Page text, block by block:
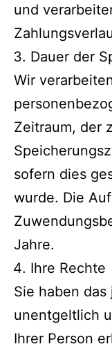
und
Dauer der
Wir
Zeitraum, der
sofern dies
wurde. Die
Jahre.
Ihre Rechte
Sie haben
unentgeltlich
Ihrer Person